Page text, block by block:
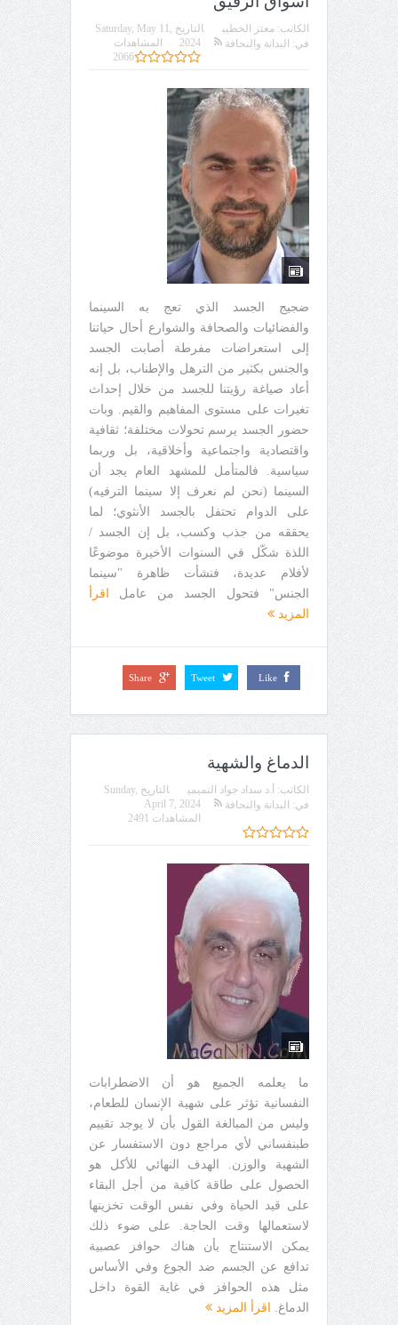
الكاتب: معتز الخطيب التاريخ Saturday, May 11,
2024
في: البدانة والنحافة
المشاهدات
2066
ضجيج الجسد الذي تعج به السينما
والفضائيات والصحافة والشوارع أحال حياتنا
إلى استعراضات مفرطة أصابت الجسد
والجنس بكثير من الترهل والإطناب، بل إنه
أعاد صياغة رؤيتنا للجسد من خلال إحداث
تغيرات على مستوى المفاهيم والقيم. وبات
حضور الجسد يرسم تحولات مختلفة؛ ثقافية
واقتصادية واجتماعية وأخلاقية، بل وربما
سياسية. فالمتأمل للمشهد العام يجد أن
السينما (نحن لم نعرف إلا سينما الترفيه)
على الدوام تحتفل بالجسد الأنثوي؛ لما
يحققه من جذب وكسب، بل إن الجسد /
اللذة شكّل في السنوات الأخيرة موضوعًا
لأفلام عديدة، فنشأت ظاهرة "سينما
الجنس" فتحول الجسد من عامل
اقرأ
المزيد
Like
Tweet
Share
الدماغ والشهية
الكاتب: أ.د سداد جواد التميمي التاريخ Sunday,
April 7, 2024
في: البدانة والنحافة
المشاهدات 2491
ما يعلمه الجميع هو أن الاضطرابات
النفسانية تؤثر على شهية الإنسان للطعام،
وليس من المبالغة القول بأن لا يوجد تقييم
طبنفساني لأي مراجع دون الاستفسار عن
الشهية والوزن. الهدف النهائي للأكل هو
الحصول على طاقة كافية من أجل البقاء
على قيد الحياة وفي نفس الوقت تخزينها
لاستعمالها وقت الحاجة. على ضوء ذلك
يمكن الاستنتاج بأن هناك حوافز عصبية
تدافع عن الجسم ضد الجوع وفي الأساس
مثل هذه الحوافز في غاية القوة داخل
الدماغ.
اقرأ المزيد